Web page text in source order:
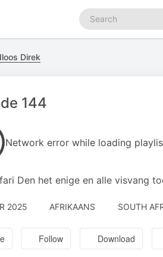
Search
podcasts
Direk
144
Network error while loading
Den het enige en alle visvang
2025 AFRIKAANS SOUTH
Follow Download